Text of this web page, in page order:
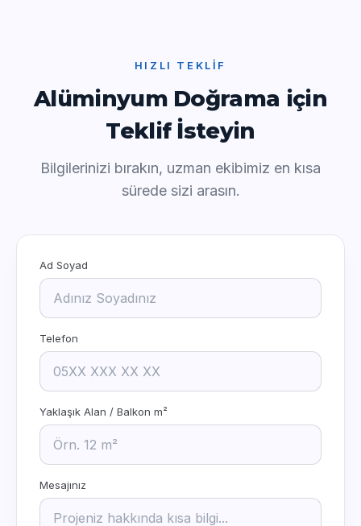
HIZLI TEKLIF
Alüminyum Doğrama için
Teklif İsteyin
Bilgilerinizi bırakın, uzman ekibimiz en kısa
sürede sizi arasın.
Ad Soyad
Telefon
Yaklaşık Alan / Balkon m²
Mesajınız